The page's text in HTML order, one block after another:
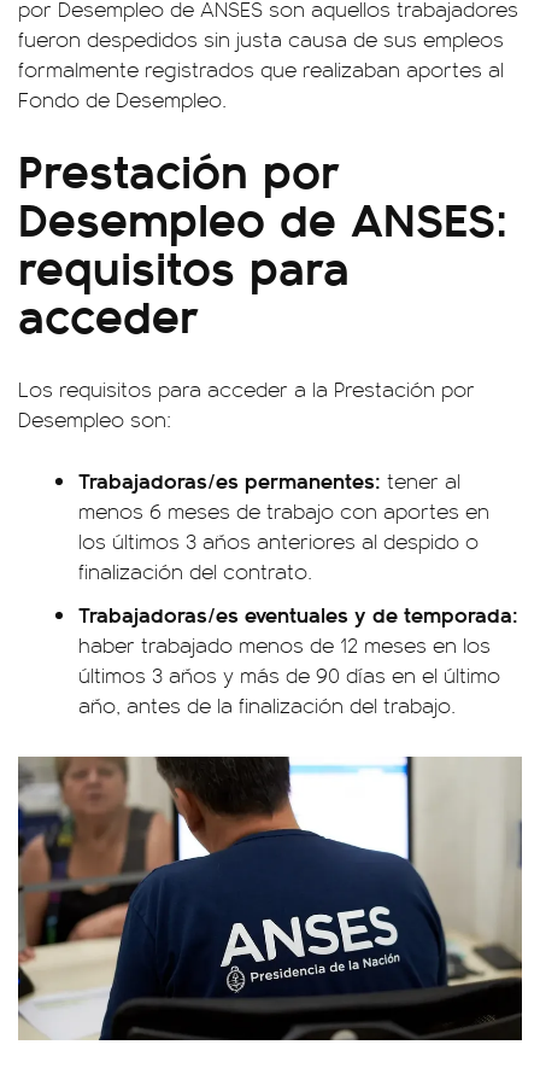
por Desempleo de ANSES son aquellos trabajadores
fueron despedidos sin justa causa de sus empleos
formalmente registrados que realizaban aportes al
Fondo de Desempleo.
Prestación por
Desempleo de ANSES:
requisitos para
acceder
Los requisitos para acceder a la Prestación por
Desempleo son:
Trabajadoras/es permanentes: tener al
menos 6 meses de trabajo con aportes en
los últimos 3 años anteriores al despido o
finalización del contrato.
Trabajadoras/es eventuales y de temporada:
haber trabajado menos de 12 meses en los
últimos 3 años y más de 90 días en el último
año, antes de la finalización del trabajo.